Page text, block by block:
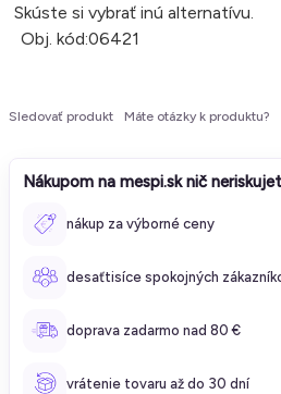
Skúste si vybrať inú alternatívu.
Obj. kód:06421
Sledovať produkt Máte otázky k produktu?
Nákupom na mespi.sk nič
nákup za výborné ceny
desaťtisíce spokojných
doprava zadarmo nad 80 €
vrátenie tovaru až do 30 dní